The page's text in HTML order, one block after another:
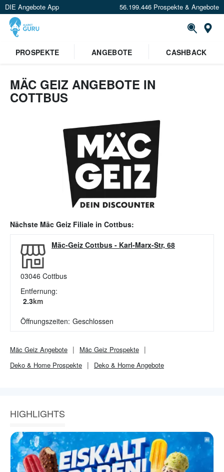
DIE Angebote App 56.199.446 Prospekte & Angebote
PROSPEKTE
ANGEBOTE CASHBACK
MÄC GEIZ ANGEBOTE IN
COTTBUS
Nächste Mäc Geiz Filiale in Cottbus:
Mäc-Geiz Cottbus - Karl-Marx-Str, 68
03046 Cottbus
Entfernung:
2.3km
Öffnungszeiten: Geschlossen
Mäc Geiz Angebote Mäc Geiz Prospekte
Deko & Home Prospekte Deko & Home Angebote
HIGHLIGHTS